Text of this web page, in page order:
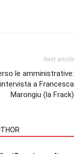
Next article
le amministrative:
intervista a Francesca
Marongiu (la Frack)